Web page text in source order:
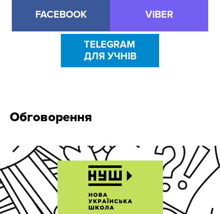
FACEBOOK VIBER
TELEGRAM
ДЛЯ УЧНІВ
Обговорення